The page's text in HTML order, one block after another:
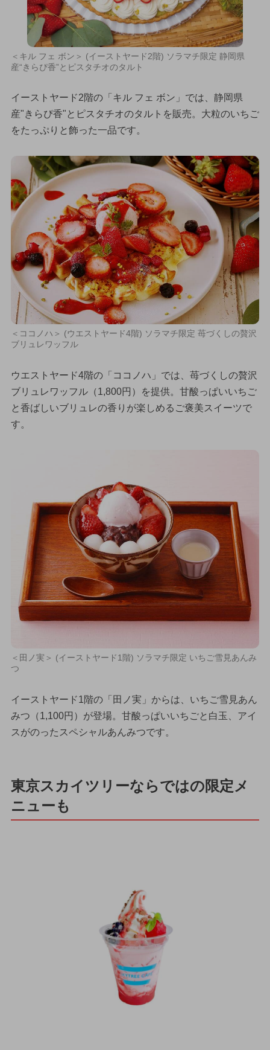
＜キル フェ ボン＞ (イーストヤード2階) ソラマチ限定 静岡県
産“きらぴ香”とピスタチオのタルト
イーストヤード2階の「キル フェ ボン」では、静岡県
産"きらぴ香"とピスタチオのタルトを販売。大粒のいちご
をたっぷりと飾った一品です。
＜ココノハ＞ (ウエストヤード4階) ソラマチ限定 苺づくしの贅沢
ブリュレワッフル
ウエストヤード4階の「ココノハ」では、苺づくしの贅沢
ブリュレワッフル（1,800円）を提供。甘酸っぱいいちご
と香ばしいブリュレの香りが楽しめるご褒美スイーツで
す。
＜田ノ実＞ (イーストヤード1階) ソラマチ限定 いちご雪見あんみ
つ
イーストヤード1階の「田ノ実」からは、いちご雪見あん
みつ（1,100円）が登場。甘酸っぱいいちごと白玉、アイ
スがのったスペシャルあんみつです。
東京スカイツリーならではの限定メ
ニューも